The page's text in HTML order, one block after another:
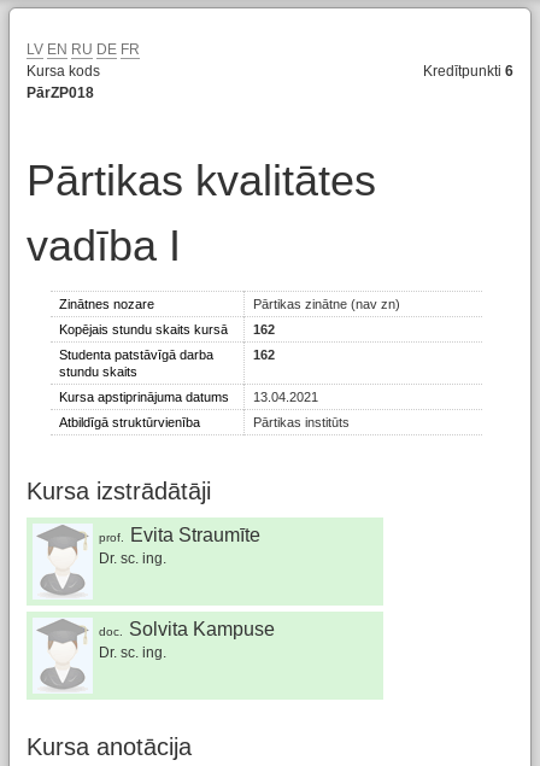
LV EN RU DE FR
Kursa kods
PārZP018
Kredītpunkti6
Pārtikas kvalitātes
vadība I
Zinātnes nozare
Pārtikas zinātne (nav zn)
Kopējais stundu skaits kursā
162
Studenta patstāvīgā darba
stundu skaits
162
Kursa apstiprinājuma datums
13.04.2021
Atbildīgā struktūrvienība
Pārtikas institūts
Kursa izstrādātāji
prof. Evita Straumīte
Dr. sc. ing.
doc. Solvita Kampuse
Dr. sc. ing.
Kursa anotācija